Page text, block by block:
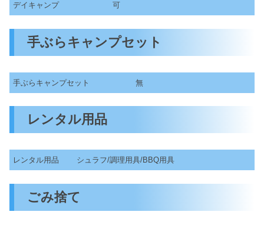
デイキャンプ 可
手ぶらキャンプセット
手ぶらキャンプセット 無
レンタル用品
レンタル用品 シュラフ/調理用具/BBQ用具
ごみ捨て